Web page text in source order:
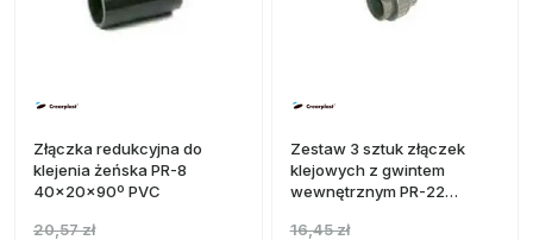
Złączka redukcyjna do
klejenia żeńska PR-8
40x20x90º PVC
20,57 zł
Zestaw 3 sztuk złączek
klejowych z gwintem
wewnętrznym PR-22
16,45 zł